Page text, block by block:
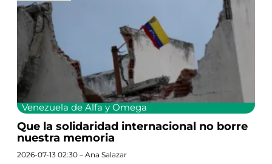
Venezuela de Alfa y Omega
Que la solidaridad internacional no borre
nuestra memoria
2026-07-13 02:30 – Ana Salazar